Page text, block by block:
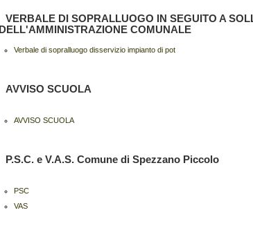
VERBALE DI SOPRALLUOGO IN SEGUITO A
DELL'AMMINISTRAZIONE COMUNALE
Verbale di sopralluogo disservizio impianto di pot
AVVISO SCUOLA
AVVISO SCUOLA
P.S.C. e V.A.S. Comune di Spezzano Piccolo
PSC
VAS